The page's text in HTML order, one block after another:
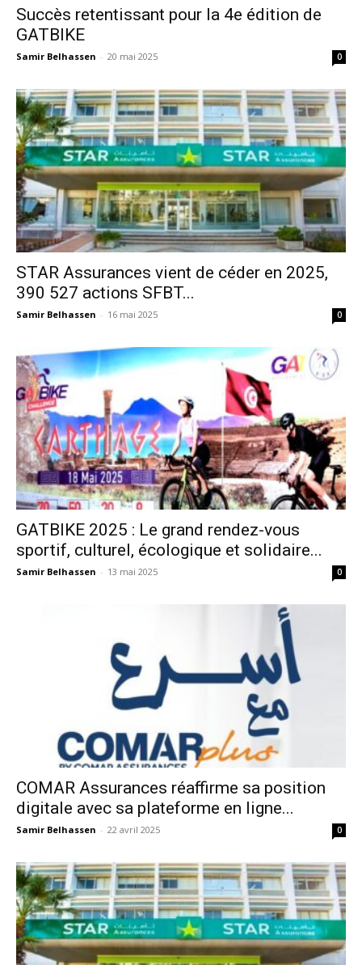
Succès retentissant pour la 4e édition de
GATBIKE
Samir Belhassen - 20 mai 2025 0
STAR Assurances vient de céder en 2025,
390 527 actions SFBT...
Samir Belhassen - 16 mai 2025 0
GATBIKE 2025 : Le grand rendez-vous
sportif, culturel, écologique et solidaire...
Samir Belhassen - 13 mai 2025 0
COMAR Assurances réaffirme sa position
digitale avec sa plateforme en ligne...
Samir Belhassen - 22 avril 2025 0